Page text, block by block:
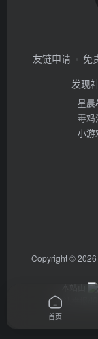
友链申请 免
发现
星晨
毒鸡
小游
Copyright © 2026
本站由
违法举报/
首页